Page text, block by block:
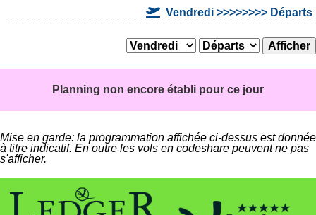
Vendredi >>>>>>>> Départs
Planning non encore établi pour ce jour
Mise en garde: la programmation affichée ci-dessus est donnée
à titre indicatif. En outre les vols en codeshare peuvent ne pas
s'afficher.